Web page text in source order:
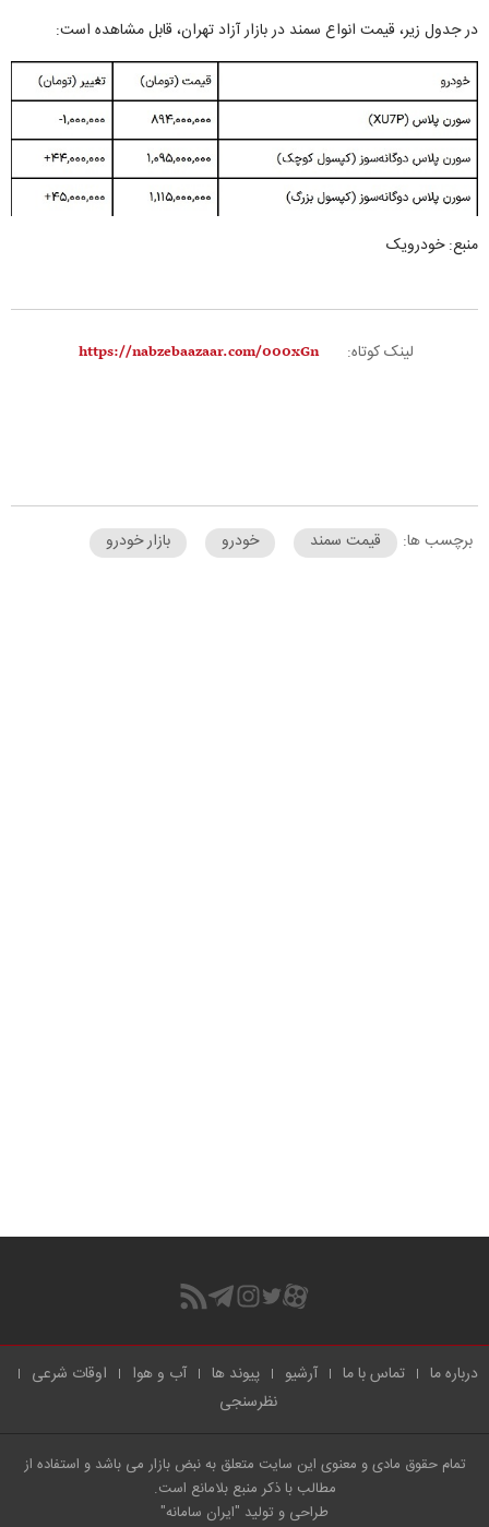
در جدول زیر، قیمت انواع سمند در بازار آزاد تهران، قابل مشاهده است:
منبع: خودرویک
لینک کوتاه:
برچسب ها: قیمت سمند خودرو بازار خودرو
درباره ما تماس با ما آرشیو پیوند ها آب و هوا
اوقات شرعی
نظرسنجی
تمام حقوق مادی و معنوی این سایت متعلق به نبض بازار می باشد و استفاده از
مطالب با ذکر منبع بلامانع است.
طراحی و تولید "ایران سامانه"